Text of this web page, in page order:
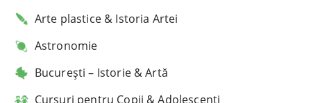
Arte plastice & Istoria Artei
Astronomie
București – Istorie & Artă
Cursuri pentru Copii & Adolescenți